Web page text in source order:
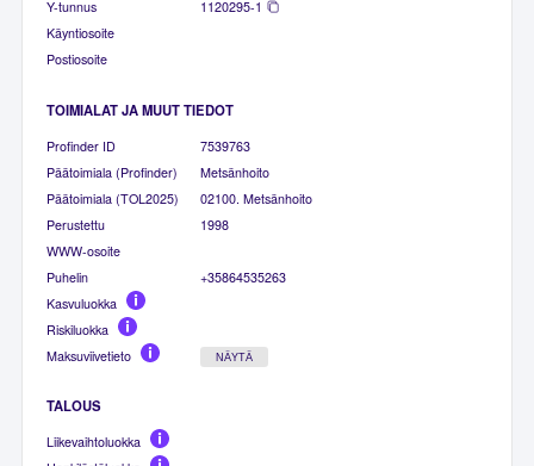
Y-tunnus
1120295-1
Käyntiosoite
Postiosoite
TOIMIALAT JA MUUT TIEDOT
Profinder ID
7539763
Päätoimiala (Profinder)
Metsänhoito
Päätoimiala (TOL2025)
02100. Metsänhoito
Perustettu
1998
WWW-osoite
Puhelin
+35864535263
Kasvuluokka
Riskiluokka
Maksuviivetieto
NÄYTÄ
TALOUS
Liikevaihtoluokka